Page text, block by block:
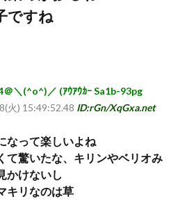
互
ですね
＼(^o^)／ (ｱｳｱｳｶｰ Sa1b-93pg
火) 15:49:52.48 ID:rGn/XqGxa.net
なって楽しいよね
て驚いたな、キリンやベリオみ
かけないし
キリなのは草